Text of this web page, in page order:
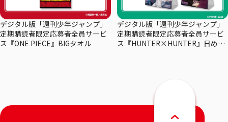
デジタル版「週刊少年ジャンプ」
定期購読者限定応募者全員サービ
ス『ONE PIECE』BIGタオル
デジタル版「週刊少年ジャンプ」
定期購読者限定応募者全員サービ
ス『HUNTER×HUNTER』日めく